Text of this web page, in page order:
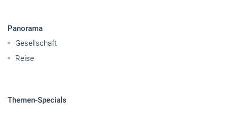
Panorama
Gesellschaft
Reise
Themen-Specials